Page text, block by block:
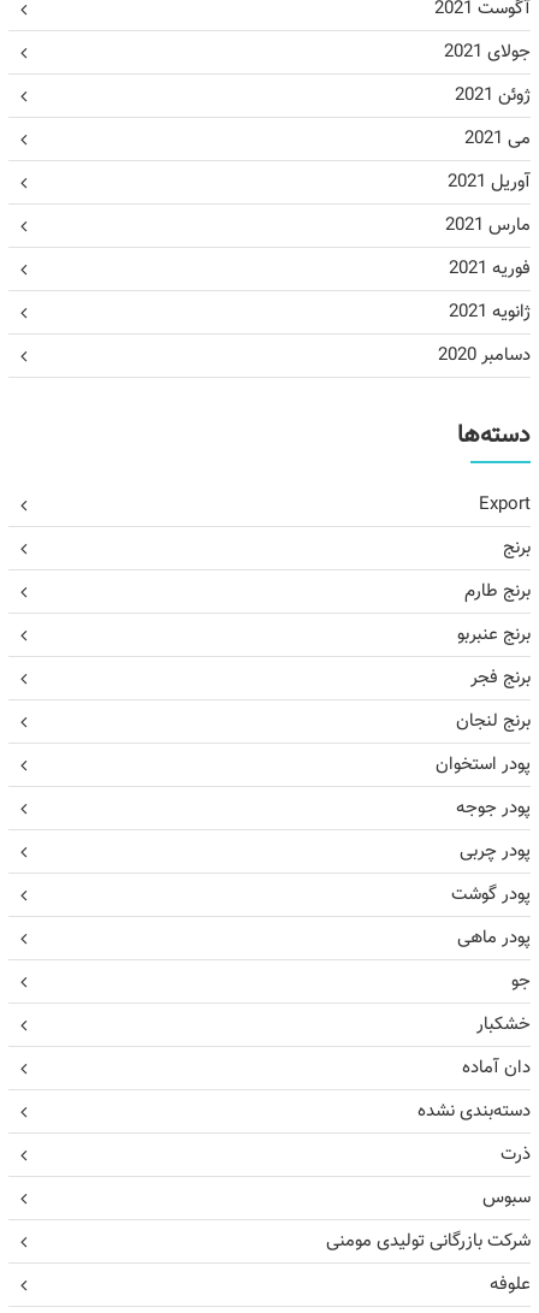
آگوست 2021
جولای 2021
ژوئن 2021
می 2021
آوریل 2021
مارس 2021
فوریه 2021
ژانویه 2021
دسامبر 2020
دسته‌ها
Export
برنج
برنج طارم
برنج عنبربو
برنج فجر
برنج لنجان
پودر استخوان
پودر جوجه
پودر چربی
پودر گوشت
پودر ماهی
جو
خشکبار
دان آماده
دسته‌بندی نشده
ذرت
سبوس
شرکت بازرگانی تولیدی مومنی
علوفه